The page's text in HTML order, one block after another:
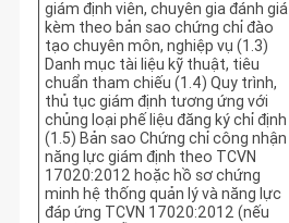
giám định viên, chuyên gia đánh giá
kèm theo bản sao chứng chỉ đào
tạo chuyên môn, nghiệp vụ (1.3)
Danh mục tài liệu kỹ thuật, tiêu
chuẩn tham chiếu (1.4) Quy trình,
thủ tục giám định tương ứng với
chủng loại phế liệu đăng ký chỉ định
(1.5) Bản sao Chứng chỉ công nhận
năng lực giám định theo TCVN
17020:2012 hoặc hồ sơ chứng
minh hệ thống quản lý và năng lực
đáp ứng TCVN 17020:2012 (nếu